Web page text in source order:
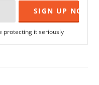
protecting it seriously